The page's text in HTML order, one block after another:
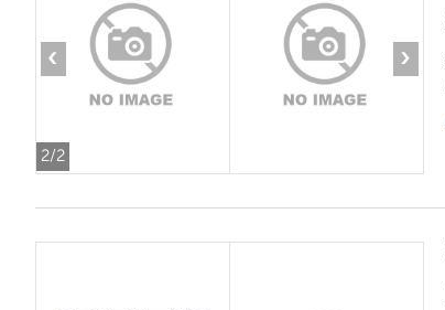
2/2
‹ ›